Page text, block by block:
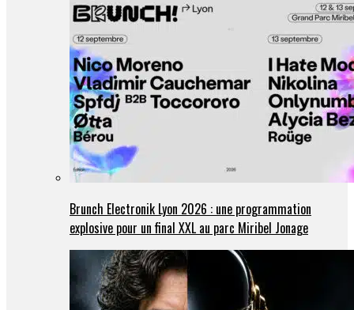
Brunch Electronik Lyon 2026 : une programmation
explosive pour un final XXL au parc Miribel Jonage